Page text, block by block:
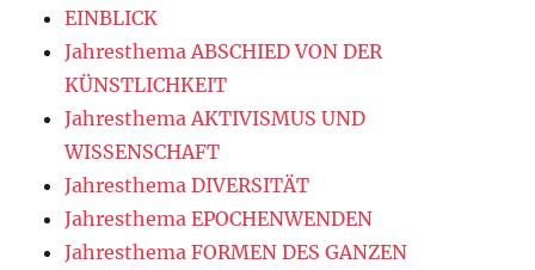
EINBLICK
Jahresthema ABSCHIED VON DER
KÜNSTLICHKEIT
Jahresthema AKTIVISMUS UND
WISSENSCHAFT
Jahresthema DIVERSITÄT
Jahresthema EPOCHENWENDEN
Jahresthema FORMEN DES GANZEN